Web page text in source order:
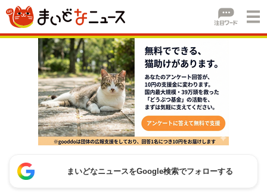
まいどなニュースをGoogle検索でフォローする